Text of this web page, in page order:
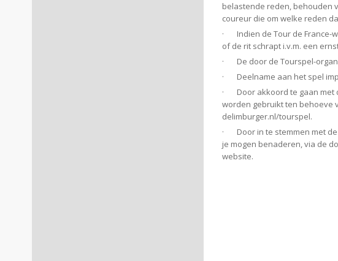
belastende reden, behouden
coureur die om welke reden
· Indien de Tour de France-
of de rit schrapt i.v.m. een
· De door de Tourspel-
· Deelname aan het spel
· Door akkoord te gaan met
worden gebruikt ten behoeve
delimburger.nl/tourspel.
· Door in te stemmen met de
je mogen benaderen, via de
website.